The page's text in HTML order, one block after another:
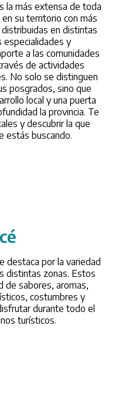
la más extensa de toda
en su territorio con más
en distintas
especialidades y
a las comunidades
de actividades
No solo se distinguen
posgrados, sino que
local y una puerta
la provincia. Te
y descubrir la que
estás buscando.
destaca por la variedad
distintas zonas. Estos
de sabores, aromas,
costumbres y
durante todo el
turísticos.